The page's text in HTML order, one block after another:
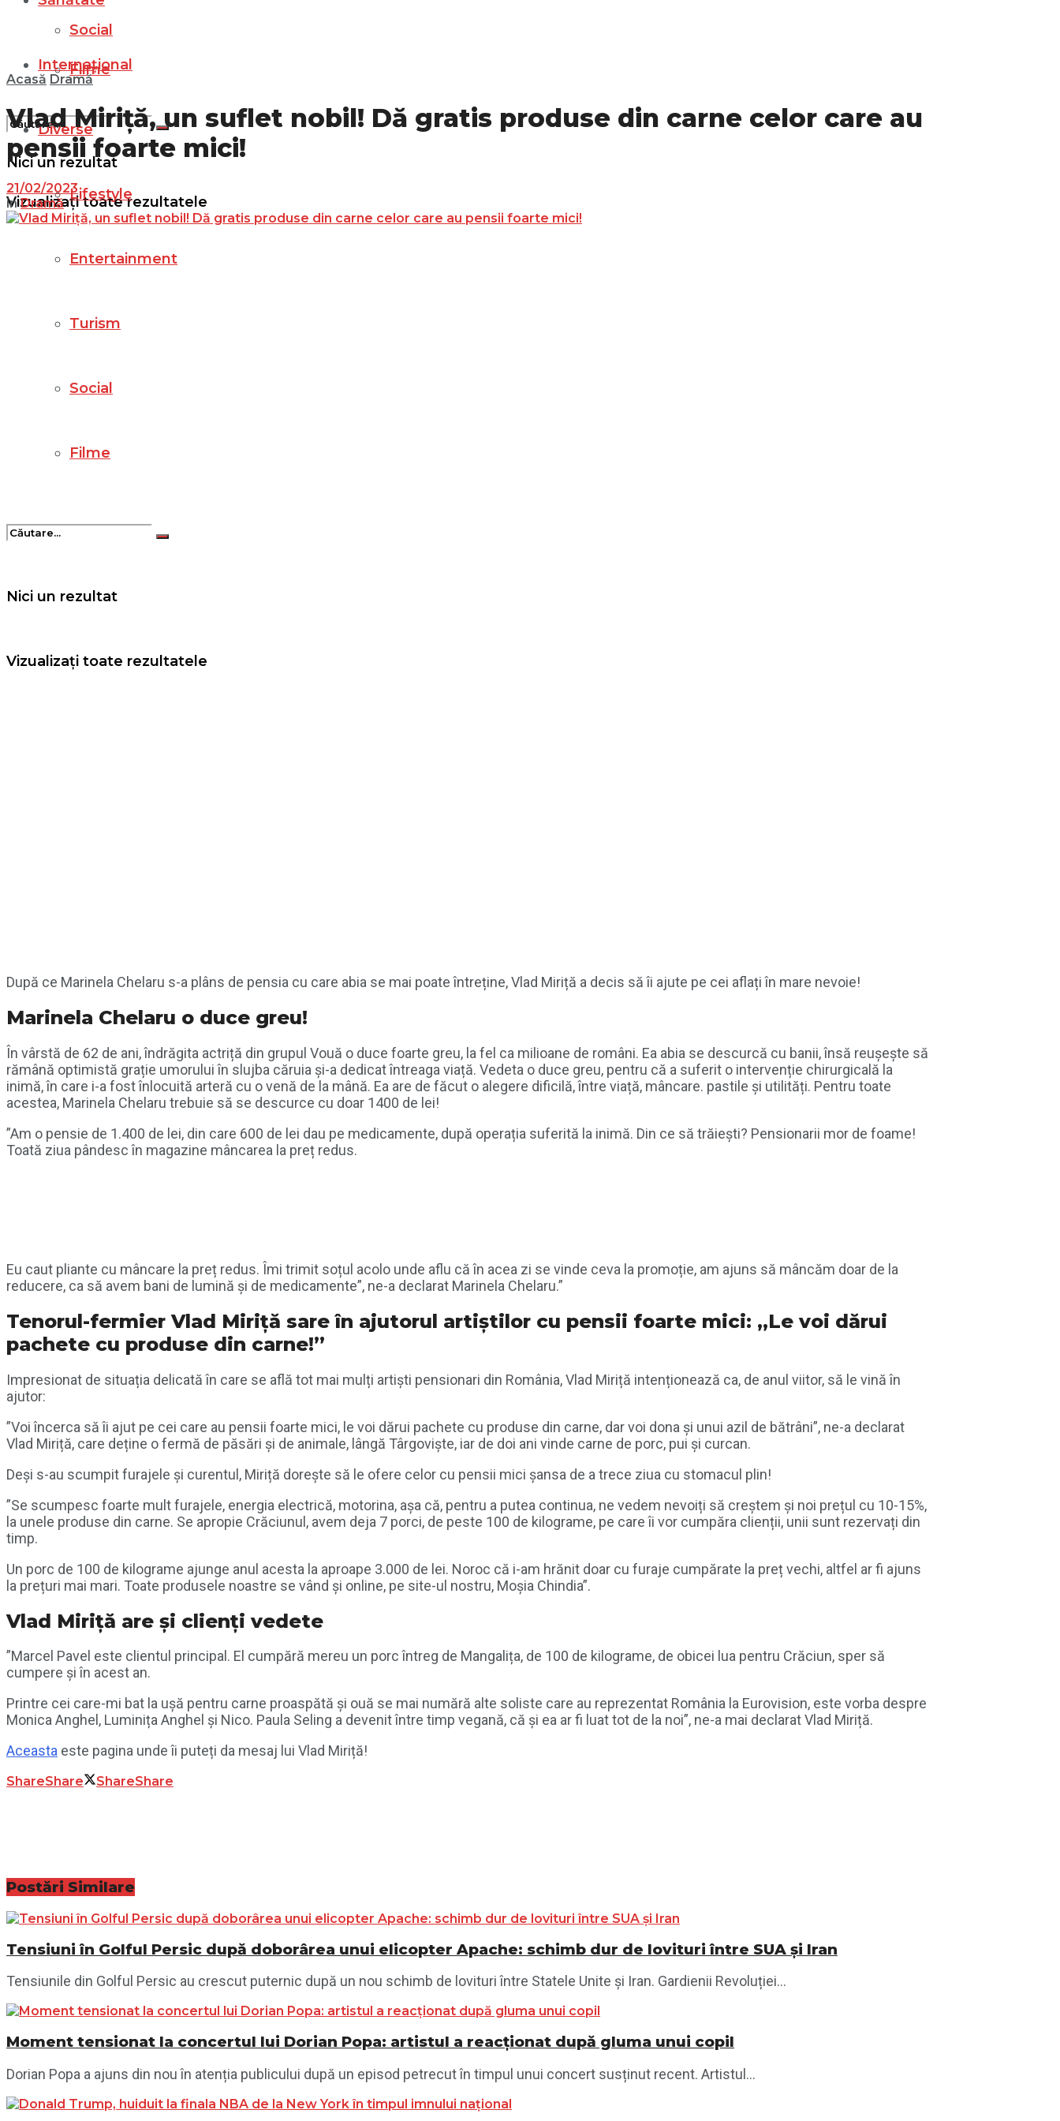
Social
Filme
Nici un rezultat
Vizualizați toate rezultatele
Internațional
Diverse
Lifestyle
Entertainment
Turism
Social
Filme
Nici un rezultat
Vizualizați toate rezultatele
Acasă Dramă
Vlad Miriță, un suflet nobil! Dă gratis produse din carne celor care au
pensii foarte mici!
21/02/2023
in Dramă
După ce Marinela Chelaru s-a plâns de pensia cu care abia se mai poate întreține, Vlad Miriță a decis să îi ajute pe cei aflați în mare nevoie!
Marinela Chelaru o duce greu!
În vârstă de 62 de ani, îndrăgita actriță din grupul Vouă o duce foarte greu, la fel ca milioane de români. Ea abia se descurcă cu banii, însă reușește să
rămână optimistă grație umorului în slujba căruia și-a dedicat întreaga viață. Vedeta o duce greu, pentru că a suferit o intervenție chirurgicală la
inimă, în care i-a fost înlocuită arteră cu o venă de la mână. Ea are de făcut o alegere dificilă, între viață, mâncare. pastile și utilități. Pentru toate
acestea, Marinela Chelaru trebuie să se descurce cu doar 1400 de lei!
”Am o pensie de 1.400 de lei, din care 600 de lei dau pe medicamente, după operația suferită la inimă. Din ce să trăiești? Pensionarii mor de foame!
Toată ziua pândesc în magazine mâncarea la preț redus.
Eu caut pliante cu mâncare la preț redus. Îmi trimit soțul acolo unde aflu că în acea zi se vinde ceva la promoție, am ajuns să mâncăm doar de la
reducere, ca să avem bani de lumină și de medicamente”, ne-a declarat Marinela Chelaru.”
Tenorul-fermier Vlad Miriță sare în ajutorul artiștilor cu pensii foarte mici: „Le voi dărui
pachete cu produse din carne!”
Impresionat de situația delicată în care se află tot mai mulți artiști pensionari din România, Vlad Miriță intenționează ca, de anul viitor, să le vină în
ajutor:
”Voi încerca să îi ajut pe cei care au pensii foarte mici, le voi dărui pachete cu produse din carne, dar voi dona și unui azil de bătrâni”, ne-a declarat
Vlad Miriță, care deține o fermă de păsări și de animale, lângă Târgoviște, iar de doi ani vinde carne de porc, pui și curcan.
Deși s-au scumpit furajele și curentul, Miriță dorește să le ofere celor cu pensii mici șansa de a trece ziua cu stomacul plin!
”Se scumpesc foarte mult furajele, energia electrică, motorina, așa că, pentru a putea continua, ne vedem nevoiți să creștem și noi prețul cu 10-15%,
la unele produse din carne. Se apropie Crăciunul, avem deja 7 porci, de peste 100 de kilograme, pe care îi vor cumpăra clienții, unii sunt rezervați din
timp.
Un porc de 100 de kilograme ajunge anul acesta la aproape 3.000 de lei. Noroc că i-am hrănit doar cu furaje cumpărate la preț vechi, altfel ar fi ajuns
la prețuri mai mari. Toate produsele noastre se vând și online, pe site-ul nostru, Moșia Chindia”.
Vlad Miriță are și clienți vedete
”Marcel Pavel este clientul principal. El cumpără mereu un porc întreg de Mangalița, de 100 de kilograme, de obicei lua pentru Crăciun, sper să
cumpere și în acest an.
Printre cei care-mi bat la ușă pentru carne proaspătă și ouă se mai numără alte soliste care au reprezentat România la Eurovision, este vorba despre
Monica Anghel, Luminița Anghel și Nico. Paula Seling a devenit între timp vegană, că și ea ar fi luat tot de la noi”, ne-a mai declarat Vlad Miriță.
Aceasta este pagina unde îi puteți da mesaj lui Vlad Miriță!
ShareShare ShareShare
Postări Similare
Tensiuni în Golful Persic după doborârea unui elicopter Apache: schimb dur de lovituri între SUA și Iran
Tensiunile din Golful Persic au crescut puternic după un nou schimb de lovituri între Statele Unite și Iran. Gardienii Revoluției...
Moment tensionat la concertul lui Dorian Popa: artistul a reacționat după gluma unui copil
Dorian Popa a ajuns din nou în atenția publicului după un episod petrecut în timpul unui concert susținut recent. Artistul...